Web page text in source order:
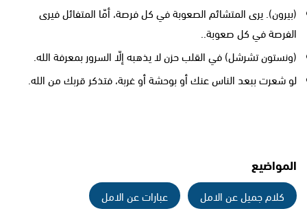
(بيرون). يرى المتشائم الصعوبة في كل فرصة، أمّا المتفائل فيرى
الفرصة في كل صعوبة..
(ونستون تشرشل) في القلب حزن لا يذهبه إلّا السرور بمعرفة الله.
لو شعرت ببعد الناس عنك أو بوحشة أو غربة، فتذكر قربك من الله.
المواضيع
كلام جميل عن الامل عبارات عن الامل